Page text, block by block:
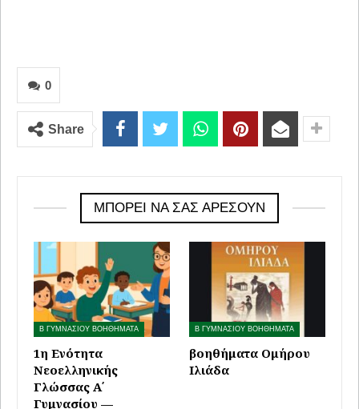
0
Share
ΜΠΟΡΕΊ ΝΑ ΣΑΣ ΑΡΈΣΟΥΝ
Β ΓΥΜΝΑΣΙΟΥ ΒΟΗΘΗΜΑΤΑ
1η Ενότητα
Νεοελληνικής
Γλώσσας Α΄
Γυμνασίου —
Β ΓΥΜΝΑΣΙΟΥ ΒΟΗΘΗΜΑΤΑ
βοηθήματα Ομήρου
Ιλιάδα